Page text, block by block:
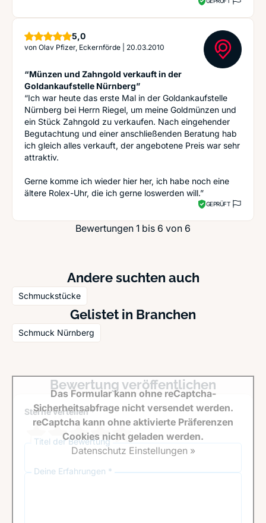
5,0Sterne
von Olav Pfizer, Eckernförde 20.03.2010
“Münzen und Zahngold verkauft in der
Goldankaufstelle Nürnberg”
“Ich war heute das erste Mal in der Goldankaufstelle
Nürnberg bei Herrn Riegel, um meine Goldmünzen und
ein Stück Zahngold zu verkaufen. Nach eingehender
Begutachtung und einer anschließenden Beratung hab
ich gleich alles verkauft, der angebotene Preis war sehr
attraktiv.
Gerne komme ich wieder hier her, ich habe noch eine
ältere Rolex-Uhr, die ich gerne loswerden will.”
GEPRÜFT
Bewertungen 1 bis 6 von 6
Andere suchten auch
Schmuckstücke
Gelistet in Branchen
Schmuck Nürnberg
Bewertung veröffentlichen
Sterne verteilen *
Titel der Bewertung
Deine Erfahrungen *
Das Formular kann ohne reCaptcha-
Sicherheitsabfrage nicht versendet werden.
reCaptcha kann ohne aktivierte Präferenzen
Cookies nicht geladen werden.
Datenschutz Einstellungen »